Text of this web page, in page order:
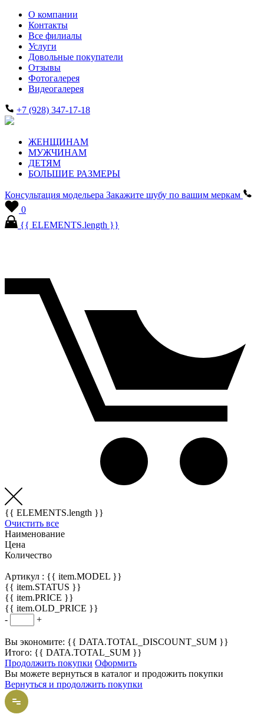
О компании
Контакты
Все филиалы
Услуги
Довольные покупатели
Отзывы
Фотогалерея
Видеогалерея
+7 (928) 347-17-18
ЖЕНЩИНАМ
МУЖЧИНАМ
ДЕТЯМ
БОЛЬШИЕ РАЗМЕРЫ
Консультация модельера Закажите шубу по вашим меркам
0
{{ ELEMENTS.length }}
{{ ELEMENTS.length }}
Очистить все
Наименование
Цена
Количество
Артикул : {{ item.MODEL }}
{{ item.STATUS }}
{{ item.PRICE }}
{{ item.OLD_PRICE }}
-
+
Вы экономите: {{ DATA.TOTAL_DISCOUNT_SUM }}
Итого: {{ DATA.TOTAL_SUM }}
Продолжить покупки Оформить
Вы можете вернуться в каталог и продожить покупки
Вернуться и продолжить покупки